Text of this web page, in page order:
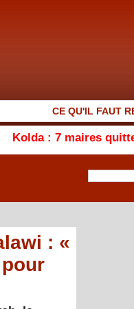
CE QU'IL FAUT
quittent l’APR, le
: «